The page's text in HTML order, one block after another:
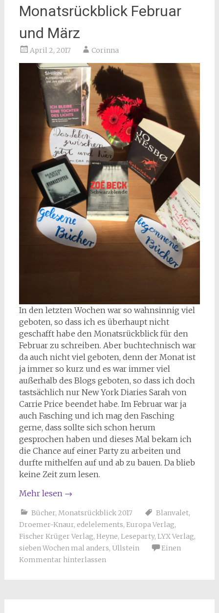
Monatsrückblick Februar
und März
April 2, 2017 Corinna
In den letzten Wochen war so wahnsinnig viel
geboten, so dass ich es überhaupt nicht
geschafft habe den Monatsrückblick für den
Februar zu schreiben. Aber buchtechnisch war
da auch nicht viel geboten, denn der Monat ist
ja immer so kurz und es war immer viel
außerhalb des Blogs geboten, so dass ich doch
tastsächlich nur New York Diaries Sarah von
Carrie Price beendet habe. Im Februar war ja
auch Fasching und ich mag den Fasching
gerne, dass sollte sich schon herum
gesprochen haben und dieses Mal bekam ich
die Chance auf einer Party zu arbeiten und
durfte mithelfen auf und ab zu bauen. Da blieb
keine Zeit zum lesen.
Mehr lesen →
Bücher, Monatsrückblick 2017 Blanvalet,
Droemer-Knaur, edelelements, Europa Verlag,
Fischer Krüger Verlag, Heyne, Leseparty, LYX Verlag,
sieben Wochen mal anders, Ullstein
Einen
Kommentar hinterlassen